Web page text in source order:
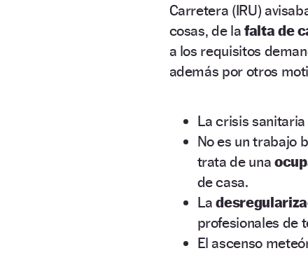
Carretera (IRU)
cosas, de la falta de
a los requisitos
además por otros
La crisis
No es un trabajo
trata de una
de casa.
La
profesionales de
El ascenso